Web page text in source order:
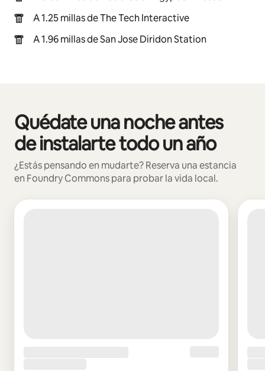
A 1.25 millas de The Tech Interactive
A 1.96 millas de San Jose Diridon Station
Quédate una noche antes
de instalarte todo un año
¿Estás pensando en mudarte? Reserva una estancia
en Foundry Commons para probar la vida local.
Mostrando 0 de 0 elementos